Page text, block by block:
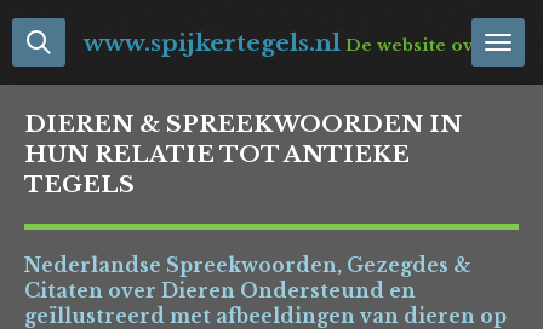
Ga
direct
hoofdinhoud
www.spijkertegels.nl De website over
DIEREN & SPREEKWOORDEN IN
HUN RELATIE TOT ANTIEKE
TEGELS
Nederlandse Spreekwoorden, Gezegdes &
Citaten over Dieren Ondersteund en
geïllustreerd met afbeeldingen van dieren op